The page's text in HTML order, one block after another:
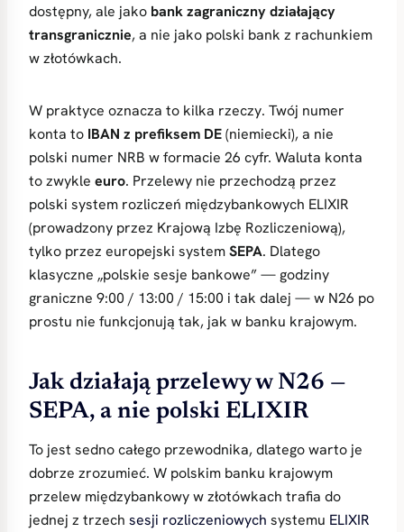
dostępny, ale jako bank zagraniczny działający
transgranicznie, a nie jako polski bank z rachunkiem
w złotówkach.
W praktyce oznacza to kilka rzeczy. Twój numer
konta to IBAN z prefiksem DE(niemiecki), a nie
polski numer NRB w formacie 26 cyfr. Waluta konta
to zwykle euro. Przelewy nie przechodzą przez
polski system rozliczeń międzybankowych ELIXIR
(prowadzony przez Krajową Izbę Rozliczeniową),
tylko przez europejski systemSEPA. Dlatego
klasyczne „polskie sesje bankowe” — godziny
graniczne 9:00 / 13:00 / 15:00 i tak dalej — w N26 po
prostu nie funkcjonują tak, jak w banku krajowym.
Jak działają przelewy w N26 —
SEPA, a nie polski ELIXIR
To jest sedno całego przewodnika, dlatego warto je
dobrze zrozumieć. W polskim banku krajowym
przelew międzybankowy w złotówkach trafia do
jednej z trzech sesji rozliczeniowych systemu ELIXIR